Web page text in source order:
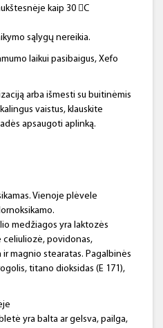
kaip 30 C
sąlygų nereikia.
laikui pasibaigus, Xefo
arba išmesti su buitinėmis
vaistus, klauskite
apsaugoti aplinką.
Vienoje plėvele
medžiagos yra laktozės
celiuliozė, povidonas,
magnio stearatas. Pagalbinės
titano dioksidas (E 171),
yra balta ar gelsva, pailga,